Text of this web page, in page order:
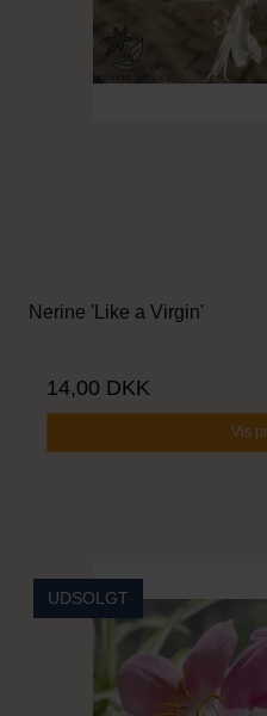
Nerine 'Like a Virgin'
14,00 DKK
Vis
UDSOLGT